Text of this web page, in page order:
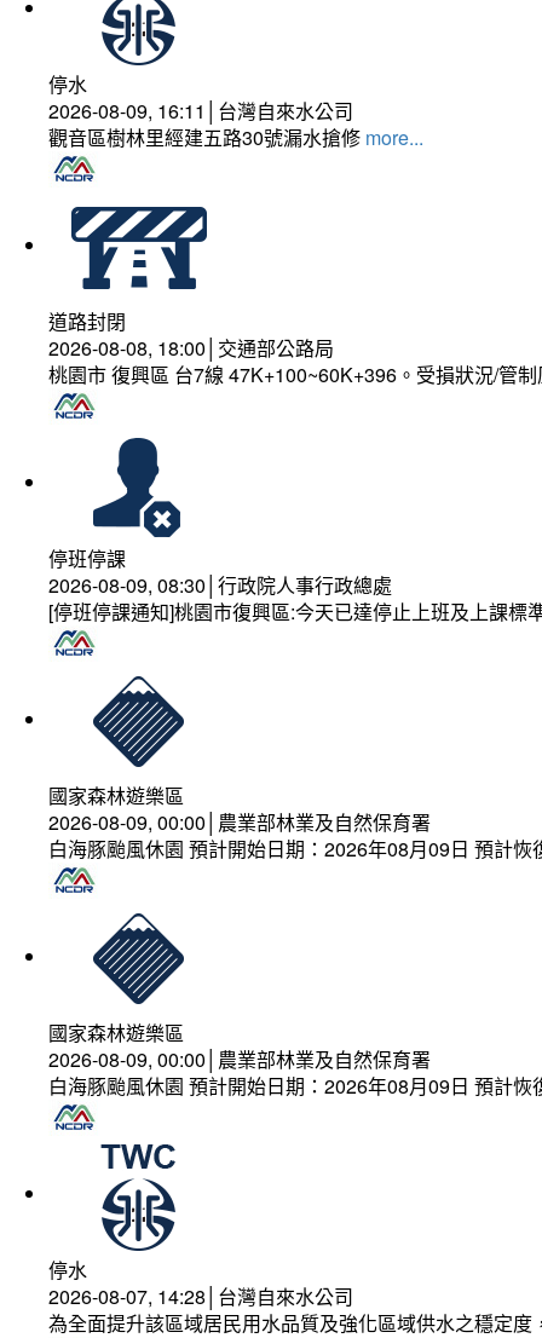
停水
2026-08-09, 16:11│台灣自來水公司
觀音區樹林里經建五路30號漏水搶修 more...
道路封閉
2026-08-08, 18:00│交通部公路局
桃園市 復興區 台7線 47K+100~60K+396。受損狀況/管
停班停課
2026-08-09, 08:30│行政院人事行政總處
[停班停課通知]桃園市復興區:今天已達停止上班及上課
國家森林遊樂區
2026-08-09, 00:00│農業部林業及自然保育署
白海豚颱風休園 預計開始日期：2026年08月09日 預計
國家森林遊樂區
2026-08-09, 00:00│農業部林業及自然保育署
白海豚颱風休園 預計開始日期：2026年08月09日 預計
停水
2026-08-07, 14:28│台灣自來水公司
為全面提升該區域居民用水品質及強化區域供水之穩定